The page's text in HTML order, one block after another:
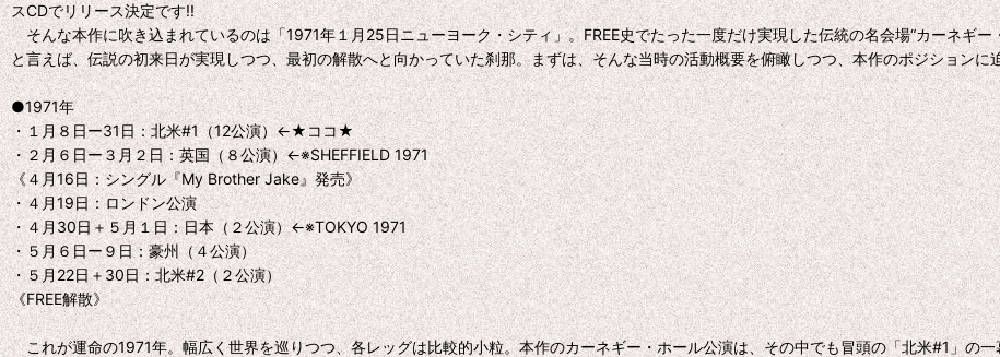
スCDでリリース決定です!!
そんな本作に吹き込まれているのは「1971年１月25日ニューヨーク・シティ」。FREE史でたった一度だけ実現した伝統の名会場“カーネギ
と言えば、伝説の初来日が実現しつつ、最初の解散へと向かっていた刹那。まずは、そんな当時の活動概要を俯瞰しつつ、本作のポジションに
●1971年
・１月８日ー31日：北米#1（12公演）←★ココ★
・２月６日ー３月２日：英国（８公演）←※SHEFFIELD 1971
《４月16日：シングル『My Brother Jake』発売》
・４月19日：ロンドン公演
・４月30日＋５月１日：日本（２公演）←※TOKYO 1971
・５月６日ー９日：豪州（４公演）
・５月22日＋30日：北米#2（２公演）
《FREE解散》
これが運命の1971年。幅広く世界を巡りつつ、各レッグは比較的小粒。本作のカーネギー・ホール公演は、その中でも冒頭の「北米#1」の